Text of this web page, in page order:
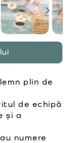
plin de
de echipă
și a
numere